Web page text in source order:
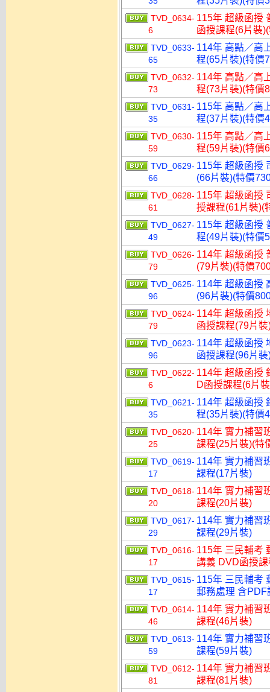
TVD_0634-
6
115年 超級函授
函授課程(6片裝
TVD_0633-
65
114年 高點／高
程(65片裝)(特價
TVD_0632-
73
114年 高點／高
程(73片裝)(特價
TVD_0631-
35
115年 高點／高
程(37片裝)(特價
TVD_0630-
59
115年 高點／高
程(59片裝)(特價
TVD_0629-
66
115年 超級函授
(66片裝)(特價
TVD_0628-
61
115年 超級函授
授課程(61片裝)(
TVD_0627-
49
115年 超級函授
程(49片裝)(特價
TVD_0626-
79
114年 超級函授
(79片裝)(特價
TVD_0625-
96
114年 超級函授
(96片裝)(特價
TVD_0624-
79
114年 超級函授
函授課程(79片
TVD_0623-
96
114年 超級函授
函授課程(96片
TVD_0622-
6
114年 超級函授
D函授課程(6片
TVD_0621-
35
114年 超級函授
程(35片裝)(特價
TVD_0620-
25
114年 實力補習
課程(25片裝)(特
TVD_0619-
17
114年 實力補習
課程(17片裝)
TVD_0618-
20
114年 實力補習
課程(20片裝)
TVD_0617-
29
114年 實力補習
課程(29片裝)
TVD_0616-
17
115年 三民輔考
講義 DVD函授
TVD_0615-
17
115年 三民輔考
郵務處理 含PDF
TVD_0614-
46
114年 實力補習
課程(46片裝)
TVD_0613-
59
114年 實力補習
課程(59片裝)
TVD_0612-
81
114年 實力補習
課程(81片裝)